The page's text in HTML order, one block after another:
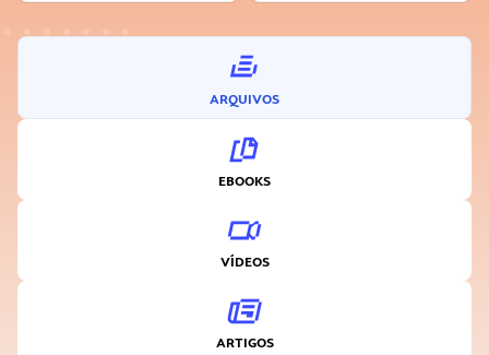
ARQUIVOS
EBOOKS
VÍDEOS
ARTIGOS